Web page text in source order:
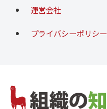
運営会社
プライバシーポリシー